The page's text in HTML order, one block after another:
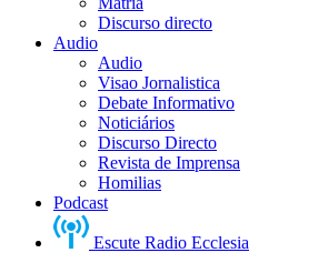
Discurso directo
Audio
Audio
Visao Jornalistica
Debate Informativo
Noticiários
Discurso Directo
Revista de Imprensa
Homilias
Podcast
Escute Radio Ecclesia